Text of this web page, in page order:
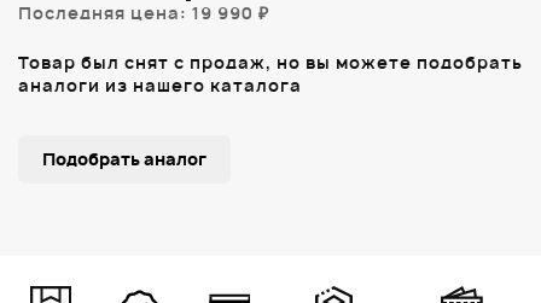
Последняя цена: 19 990 ₽
Товар был снят с продаж, но вы можете подобрать
аналоги из нашего каталога
Подобрать аналог